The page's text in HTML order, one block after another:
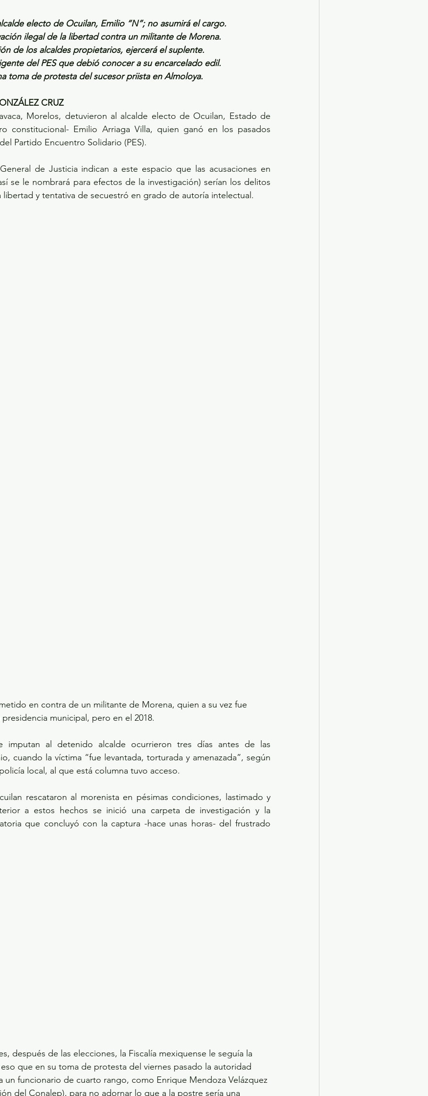
electo de Ocuilan, Emilio “N”; no asumirá el cargo.
ilegal de la libertad contra un militante de Morena.
de los alcaldes propietarios, ejercerá el suplente.
del PES que debió conocer a su encarcelado edil.
toma de protesta del sucesor priista en Almoloya.
CRUZ
Morelos, detuvieron al alcalde electo de Ocuilan, Estado de
constitucional- Emilio Arriaga Villa, quien ganó en los pasados
Partido Encuentro Solidario (PES).
de Justicia indican a este espacio que las acusaciones en
se le nombrará para efectos de la investigación) serían los delitos
y tentativa de secuestró en grado de autoría intelectual.
en contra de un militante de Morena, quien a su vez fue
municipal, pero en el 2018.
imputan al detenido alcalde ocurrieron tres días antes de las
cuando la víctima “fue levantada, torturada y amenazada”, según
local, al que está columna tuvo acceso.
rescataron al morenista en pésimas condiciones, lastimado y
a estos hechos se inició una carpeta de investigación y la
que concluyó con la captura -hace unas horas- del frustrado
después de las elecciones, la Fiscalía mexiquense le seguía la
que en su toma de protesta del viernes pasado la autoridad
un funcionario de cuarto rango, como Enrique Mendoza Velázquez
del Conalep), para no adornar lo que a la postre sería una